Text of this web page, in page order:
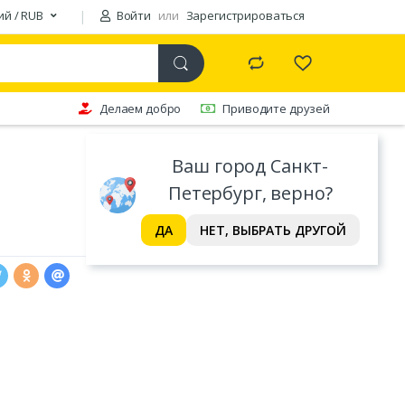
/ RUB Войти или Зарегистрироваться
Ваш город Санкт-
Петербург, верно?
ДА НЕТ, ВЫБРАТЬ ДРУГОЙ
Делаем добро Приводите друзей